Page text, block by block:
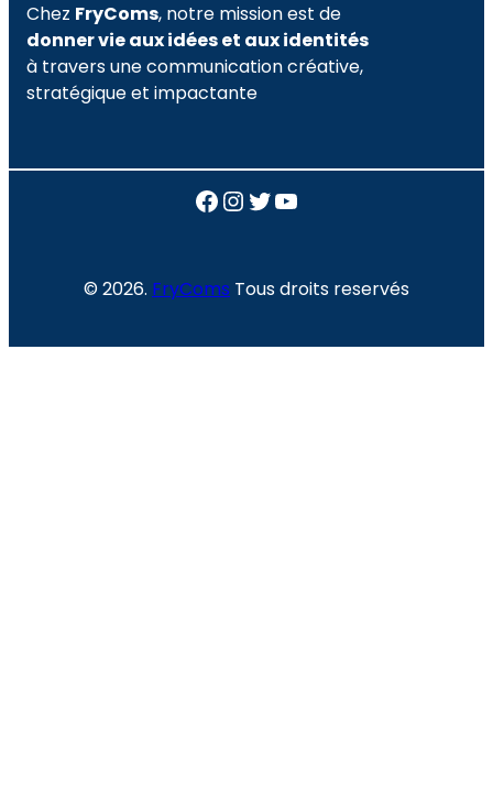
Chez FryComs, notre mission est de
donner vie aux idées et aux identités
à travers une communication créative,
stratégique et impactante
Facebook
Instagram
Twitter
YouTube
© 2026. FryComs Tous droits reservés